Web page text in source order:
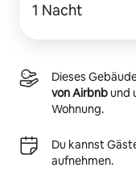
1 Nacht
Dieses
von Airbnbund
Wohnung.
Du kannst
aufnehmen.